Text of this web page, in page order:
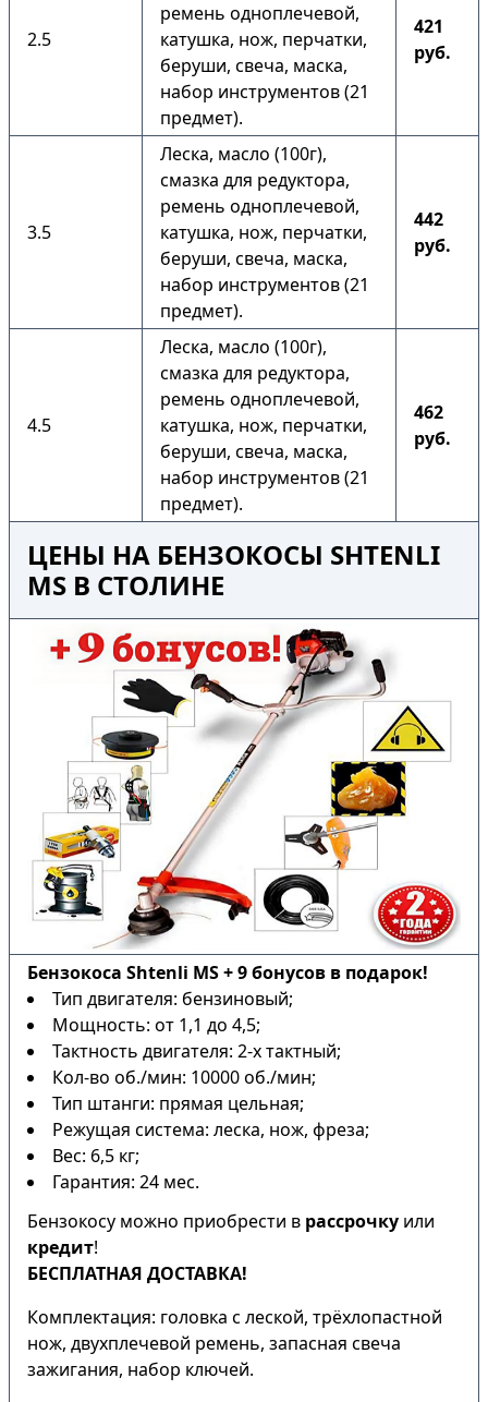
2.5
ремень одноплечевой,
катушка, нож, перчатки,
беруши, свеча, маска,
набор инструментов (21
предмет).
421
руб.
3.5
Леска, масло (100г),
смазка для редуктора,
ремень одноплечевой,
катушка, нож, перчатки,
беруши, свеча, маска,
набор инструментов (21
предмет).
442
руб.
4.5
Леска, масло (100г),
смазка для редуктора,
ремень одноплечевой,
катушка, нож, перчатки,
беруши, свеча, маска,
набор инструментов (21
предмет).
462
руб.
ЦЕНЫ НА БЕНЗОКОСЫ SHTENLI
MS В СТОЛИНЕ
Бензокоса Shtenli MS + 9 бонусов в подарок!
Тип двигателя: бензиновый;
Мощность: от 1,1 до 4,5;
Тактность двигателя: 2-х тактный;
Кол-во об./мин: 10000 об./мин;
Тип штанги: прямая цельная;
Режущая система: леска, нож, фреза;
Вес: 6,5 кг;
Гарантия: 24 мес.
Бензокосу можно приобрести в рассрочку или
кредит!
БЕСПЛАТНАЯ ДОСТАВКА!
Комплектация: головка с леской, трёхлопастной
нож, двухплечевой ремень, запасная свеча
зажигания, набор ключей.